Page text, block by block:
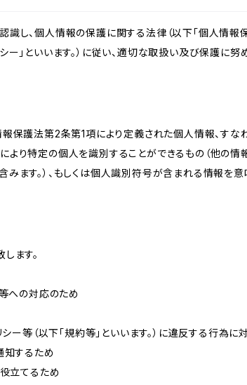
し、個人情報の保護に関する法律（以下「個人情報保
」といいます。）に従い、適切な取扱い及び保護に努
保護法第2条第1項により定義された個人情報、すな
り特定の個人を識別することができるもの（他の情
ます。）、もしくは個人識別符号が含まれる情報を意
ます。
への対応のため
シー等（以下「規約等」といいます。）に違反する行為
知するため
立てるため